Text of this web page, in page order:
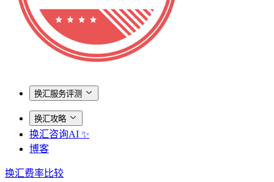
换汇服务评测
换汇攻略
换汇咨询AI ✨
博客
换汇费率比较